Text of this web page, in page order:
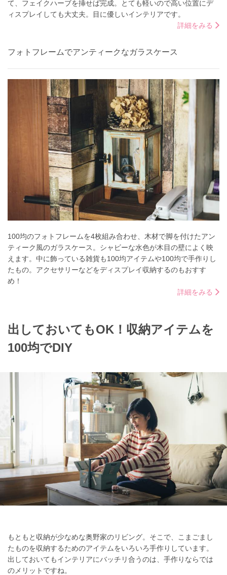
て、フェイクハーブを挿せば完成。とても軽いので高い位置にデ
ィスプレイしても大丈夫。目に優しいインテリアです。
詳細をみる
フォトフレームでアンティークなガラスケース
100均のフォトフレームを4枚組み合わせ、木材で脚を付けたアン
ティーク風のガラスケース。シャビーな水色が木目の壁によく映
えます。中に飾っている雑貨も100均アイテムや100均で手作りし
たもの。アクセサリーなどをディスプレイ収納するのもおすす
め！
詳細をみる
出しておいてもOK！収納アイテムを
100均でDIY
もともと収納が少なめな奥野家のリビング。そこで、こまごまし
たものを収納するためのアイテムをいろいろ手作りしています。
出しておいてもインテリアにバッチリ合うのは、手作りならでは
のメリットですね。